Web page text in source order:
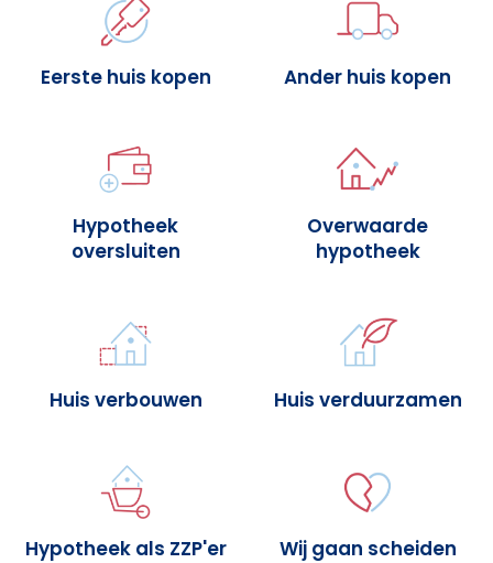
Eerste huis kopen Ander huis kopen
Hypotheek
oversluiten
Overwaarde
hypotheek
Huis verbouwen Huis verduurzamen
Hypotheek als ZZP'er Wij gaan scheiden